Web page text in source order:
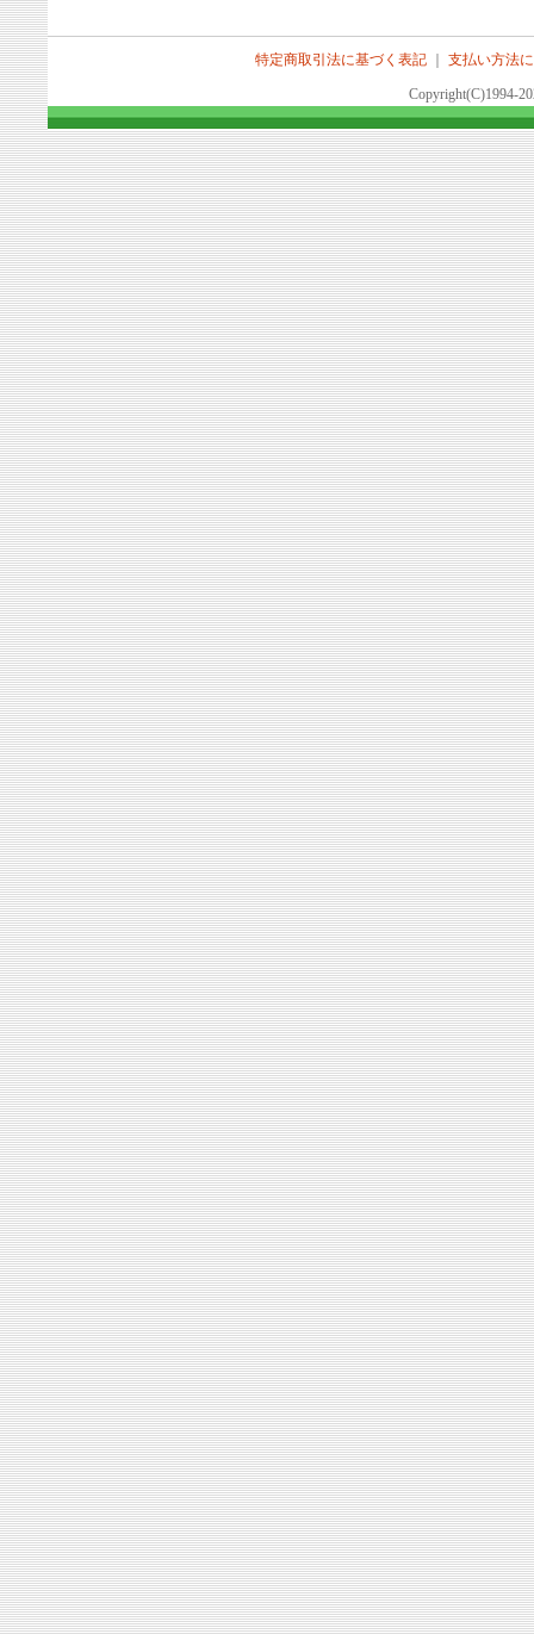
特定商取引法に基づく表記 支払い方法
Copyright(C)1994-